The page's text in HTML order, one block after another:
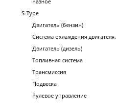
S-Type
Двигатель (бензин)
Система охлаждения двигателя.
Двигатель (дизель)
Топливная система
Трансмиссия
Подвеска
Рулевое управление